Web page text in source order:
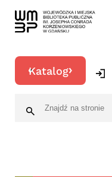
Katalog